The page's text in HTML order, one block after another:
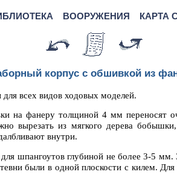
ВООРУЖЕНИЯ КАРТА
корпус с обшивкой из
всех видов ходовых моделей.
на фанеру толщиной 4 мм переносят
вырезать из мягкого дерева
внутри.
шпангоутов глубиной не более 3-5 мм.
были в одной плоскости с килем. Для